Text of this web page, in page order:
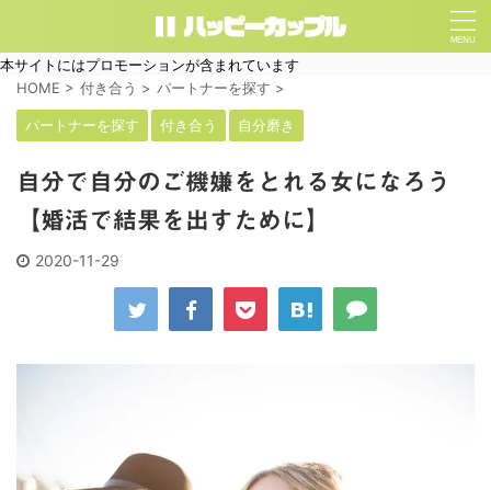
本サイトにはプロモーションが含まれています
HOME > 付き合う > パートナーを探す >
パートナーを探す 付き合う 自分磨き
自分で自分のご機嫌をとれる女になろう
【婚活で結果を出すために】
2020-11-29